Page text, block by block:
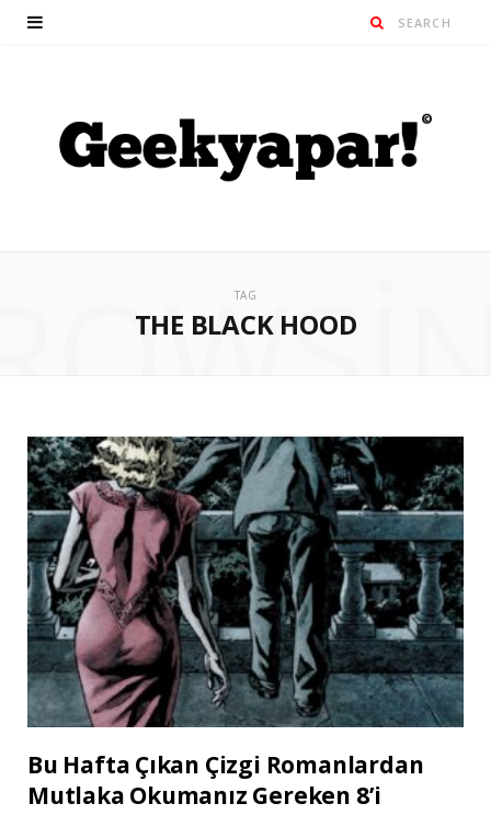
TAG
THE BLACK HOOD
Bu Hafta Çıkan Çizgi Romanlardan
Mutlaka Okumanız Gereken 8’i